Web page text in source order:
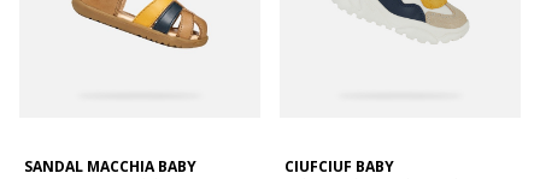
SANDAL MACCHIA BABY
CIUFCIUF BABY